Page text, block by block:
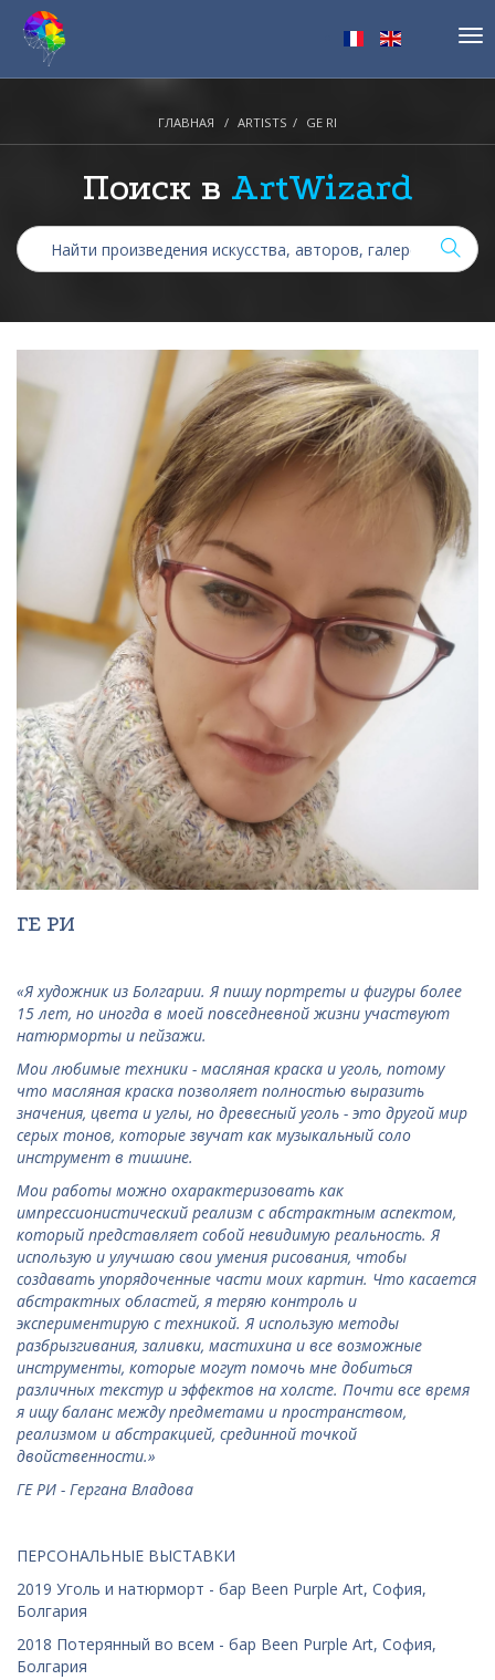
ГЛАВНАЯ ARTISTS GE RI
Поиск в ArtWizard
ГЕ РИ
«Я художник из Болгарии. Я пишу портреты и фигуры более
15 лет, но иногда в моей повседневной жизни участвуют
натюрморты и пейзажи.
Мои любимые техники - масляная краска и уголь, потому
что масляная краска позволяет полностью выразить
значения, цвета и углы, но древесный уголь - это другой мир
серых тонов, которые звучат как музыкальный соло
инструмент в тишине.
Мои работы можно охарактеризовать как
импрессионистический реализм с абстрактным аспектом,
который представляет собой невидимую реальность. Я
использую и улучшаю свои умения рисования, чтобы
создавать упорядоченные части моих картин. Что касается
абстрактных областей, я теряю контроль и
экспериментирую с техникой. Я использую методы
разбрызгивания, заливки, мастихина и все возможные
инструменты, которые могут помочь мне добиться
различных текстур и эффектов на холсте. Почти все время
я ищу баланс между предметами и пространством,
реализмом и абстракцией, срединной точкой
двойственности.»
ГЕ РИ - Гергана Владова
ПЕРСОНАЛЬНЫЕ ВЫСТАВКИ
2019 Уголь и натюрморт - бар Been Purple Art, София,
Болгария
2018 Потерянный во всем - бар Been Purple Art, София,
Болгария